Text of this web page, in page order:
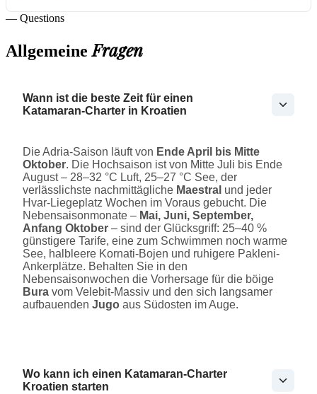
— Questions
AllgemeineFragen
Wann ist die beste Zeit für einen
Katamaran-Charter in Kroatien
Die Adria-Saison läuft von Ende April bis Mitte
Oktober. Die Hochsaison ist von Mitte Juli bis Ende
August – 28–32 °C Luft, 25–27 °C See, der
verlässlichste nachmittägliche Maestral und jeder
Hvar-Liegeplatz Wochen im Voraus gebucht. Die
Nebensaisonmonate – Mai, Juni, September,
Anfang Oktober – sind der Glücksgriff: 25–40 %
günstigere Tarife, eine zum Schwimmen noch warme
See, halbleere Kornati-Bojen und ruhigere Pakleni-
Ankerplätze. Behalten Sie in den
Nebensaisonwochen die Vorhersage für die böige
Bura vom Velebit-Massiv und den sich langsamer
aufbauenden Jugo aus Südosten im Auge.
Wo kann ich einen Katamaran-Charter
Kroatien starten